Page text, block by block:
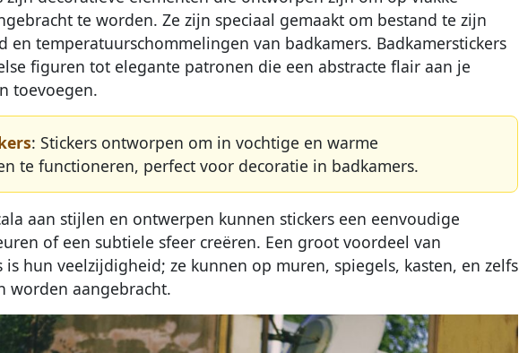
te worden. Ze zijn speciaal gemaakt om bestand te zijn
en temperatuurschommelingen van badkamers. Badkamerstickers
figuren tot elegante patronen die een abstracte flair aan je
toevoegen.
: Stickers ontworpen om in vochtige en warme
te functioneren, perfect voor decoratie in badkamers.
aan stijlen en ontwerpen kunnen stickers een eenvoudige
of een subtiele sfeer creëren. Een groot voordeel van
is hun veelzijdigheid; ze kunnen op muren, spiegels, kasten, en zelfs
worden aangebracht.